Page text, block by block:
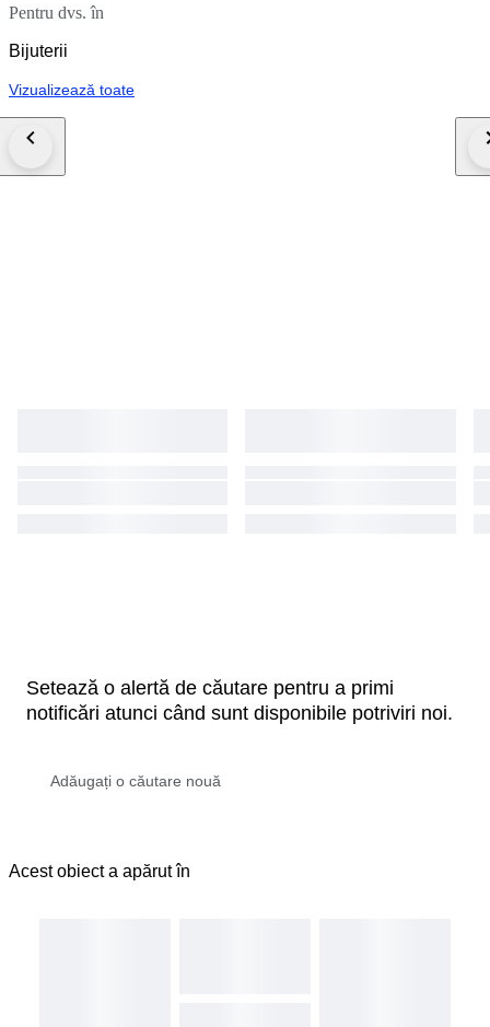
Pentru dvs. în
Bijuterii
Vizualizează toate
Setează o alertă de căutare pentru a primi
notificări atunci când sunt disponibile potriviri noi.
Acest obiect a apărut în